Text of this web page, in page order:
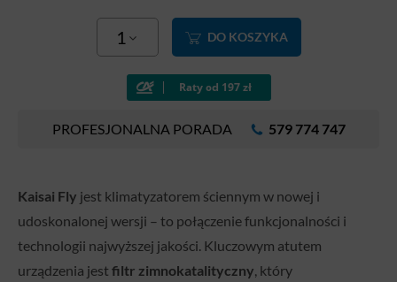
1 DO KOSZYKA
PROFESJONALNA PORADA 579 774 747
Kaisai Fly jest klimatyzatorem ściennym w nowej i
udoskonalonej wersji – to połączenie funkcjonalności i
technologii najwyższej jakości. Kluczowym atutem
urządzenia jest filtr zimnokatalityczny, który